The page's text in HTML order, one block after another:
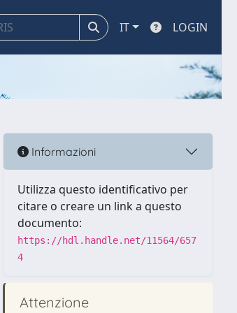
IT LOGIN
Informazioni
Utilizza questo identificativo per
citare o creare un link a questo
documento:
https://hdl.handle.net/11564/657
4
Attenzione